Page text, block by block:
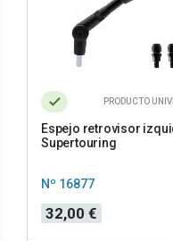
PRODUCTO
Espejo retrovisor
Supertouring
Nº 16877
Precio
32,00 €